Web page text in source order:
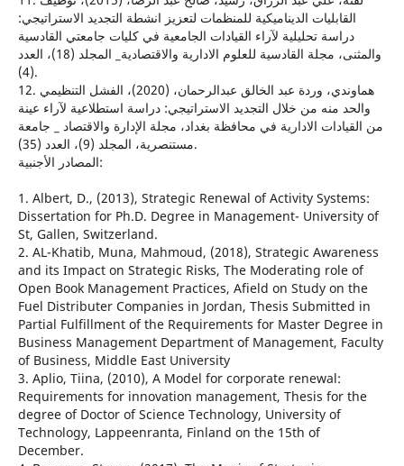
القابليات الديناميكية للمنظمات لتعزيز انشطة التجديد الاستراتيجي:
دراسة تحليلية لآراء القيادات الجامعية في كليات جامعتي القادسية
والمثنى، مجلة القادسية للعلوم الادارية والاقتصادية_ المجلد (18)، العدد
(4).
12. هماوندي، وردة عبد الخالق عبدالرحمان، (2020)، الفشل التنظيمي
والحد منه من خلال التجديد الاستراتيجي: دراسة استطلاعية لآراء عينة
من القيادات الادارية في محافظة بغداد، مجلة الإدارة والاقتصاد _ جامعة
مستنصرية، المجلد (9)، العدد (35).
المصادر الأجنبية:
1. Albert, D., (2013), Strategic Renewal of Activity Systems:
Dissertation for Ph.D. Degree in Management- University of
St, Gallen, Switzerland.
2. AL-Khatib, Muna, Mahmoud, (2018), Strategic Awareness
and its Impact on Strategic Risks, The Moderating role of
Open Book Management Practices, Afield on Study on the
Fuel Distributer Companies in Jordan, Thesis Submitted in
Partial Fulfillment of the Requirements for Master Degree in
Business Management Department of Management, Faculty
of Business, Middle East University
3. Aplio, Tiina, (2010), A Model for corporate renewal:
Requirements for innovation management, Thesis for the
degree of Doctor of Science Technology, University of
Technology, Lappeenranta, Finland on the 15th of
December.